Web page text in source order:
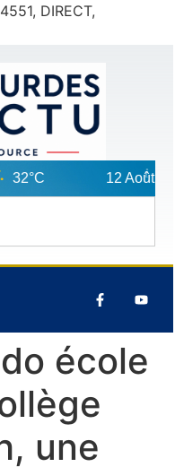
DIRECT,
12 Août
école
une